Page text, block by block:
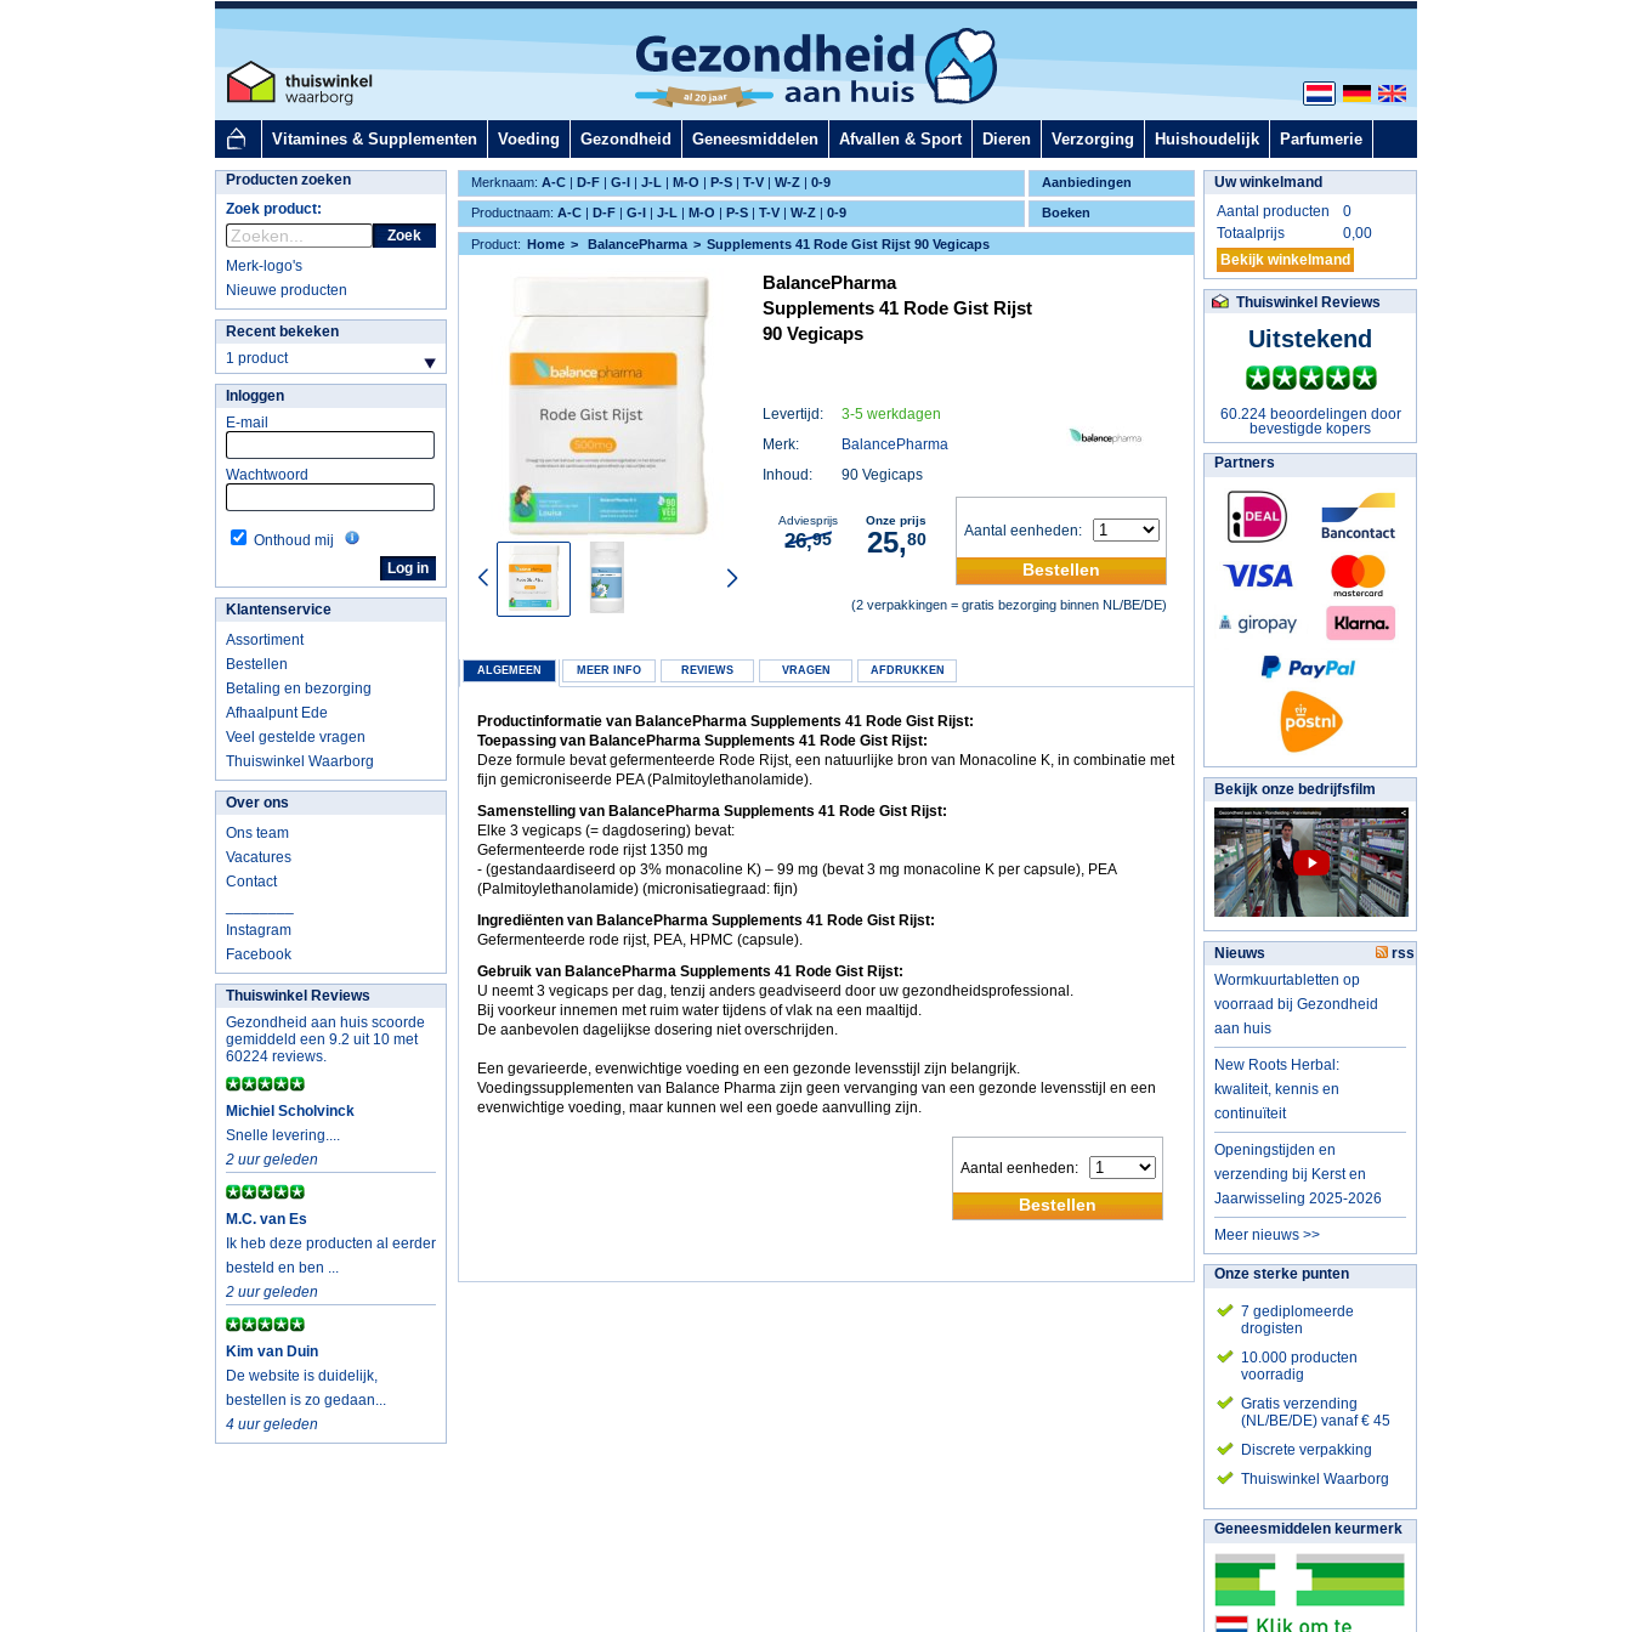
Vitamines & Supplementen Voeding Gezondheid Geneesmiddelen Afvallen & Sport Dieren Verzorging Huishoudelijk Parfumerie
Aanbiedingen
Merknaam: A-C | D-F | G-I | J-L | M-O | P-S | T-V | W-Z | 0-9
Boeken
Productnaam: A-C | D-F | G-I | J-L | M-O | P-S | T-V | W-Z | 0-9
Producten zoeken
Zoek product:
Zoek
Merk-logo's
Nieuwe producten
Recent bekeken
1 product
Inloggen
E-mail
Wachtwoord
Onthoud mij
Klantenservice
Assortiment
Bestellen
Betaling en bezorging
Afhaalpunt Ede
Veel gestelde vragen
Thuiswinkel Waarborg
Over ons
Ons team
Vacatures
Contact
Instagram
Facebook
Thuiswinkel Reviews
Gezondheid aan huis scoorde
gemiddeld een 9.2 uit 10 met
60224 reviews.
Michiel Scholvinck
Snelle levering....
2 uur geleden
M.C. van Es
Ik heb deze producten al eerder
besteld en ben ...
2 uur geleden
Kim van Duin
De website is duidelijk,
bestellen is zo gedaan...
4 uur geleden
Product: Home BalancePharma Supplements 41 Rode Gist Rijst 90 Vegicaps
BalancePharma
Supplements 41 Rode Gist Rijst
90 Vegicaps
Levertijd:
3-5 werkdagen
Merk:
BalancePharma
Inhoud:
90 Vegicaps
Aantal eenheden:
Bestellen
Adviesprijs
26,95
Onze prijs
25,80
(2 verpakkingen = gratis bezorging binnen NL/BE/DE)
ALGEMEEN MEER INFO REVIEWS VRAGEN AFDRUKKEN
Productinformatie van BalancePharma Supplements 41 Rode Gist Rijst:
Toepassing van BalancePharma Supplements 41 Rode Gist Rijst:
Deze formule bevat gefermenteerde Rode Rijst, een natuurlijke bron van Monacoline K, in combinatie met
fijn gemicroniseerde PEA (Palmitoylethanolamide).
Samenstelling van BalancePharma Supplements 41 Rode Gist Rijst:
Elke 3 vegicaps (= dagdosering) bevat:
Gefermenteerde rode rijst 1350 mg
- (gestandaardiseerd op 3% monacoline K) – 99 mg (bevat 3 mg monacoline K per capsule), PEA
(Palmitoylethanolamide) (micronisatiegraad: fijn)
Ingrediënten van BalancePharma Supplements 41 Rode Gist Rijst:
Gefermenteerde rode rijst, PEA, HPMC (capsule).
Gebruik van BalancePharma Supplements 41 Rode Gist Rijst:
U neemt 3 vegicaps per dag, tenzij anders geadviseerd door uw gezondheidsprofessional.
Bij voorkeur innemen met ruim water tijdens of vlak na een maaltijd.
De aanbevolen dagelijkse dosering niet overschrijden.
Een gevarieerde, evenwichtige voeding en een gezonde levensstijl zijn belangrijk.
Voedingssupplementen van Balance Pharma zijn geen vervanging van een gezonde levensstijl en een
evenwichtige voeding, maar kunnen wel een goede aanvulling zijn.
Aantal eenheden:
Bestellen
Uw winkelmand
Aantal producten
0
Totaalprijs
0,00
Bekijk winkelmand
Thuiswinkel Reviews
Uitstekend
60.224 beoordelingen door
bevestigde kopers
Partners
Bekijk onze bedrijfsfilm
Nieuws
rss
Wormkuurtabletten op
voorraad bij Gezondheid
aan huis
New Roots Herbal:
kwaliteit, kennis en
continuïteit
Openingstijden en
verzending bij Kerst en
Jaarwisseling 2025-2026
Meer nieuws >>
Onze sterke punten
7 gediplomeerde
drogisten
10.000 producten
voorradig
Gratis verzending
(NL/BE/DE) vanaf € 45
Discrete verpakking
Thuiswinkel Waarborg
Geneesmiddelen keurmerk